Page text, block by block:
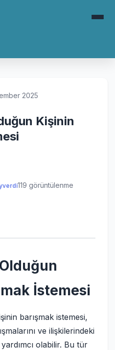
2025
Kişinin
119 görüntülenme
İstemesi
barışmak istemesi,
ve ilişkilerindeki
olabilir. Bu tür